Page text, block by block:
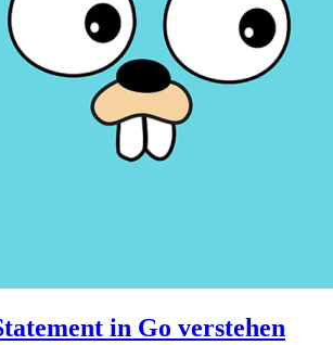
in Go verstehen